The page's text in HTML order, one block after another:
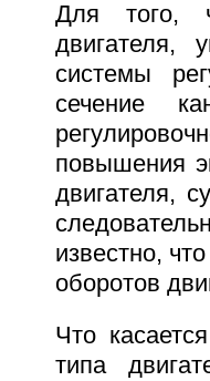
Для того,
двигателя,
системы
сечение
повышения
двигателя,
известно,
оборотов
Что
типа